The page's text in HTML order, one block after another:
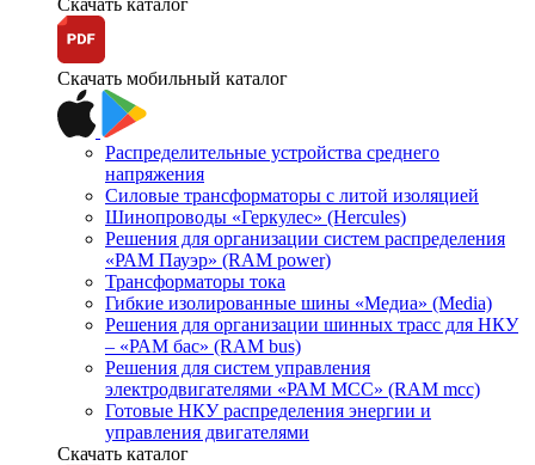
Скачать мобильный каталог
Распределительные устройства среднего
напряжения
Силовые трансформаторы с литой изоляцией
Шинопроводы «Геркулес» (Hercules)
Решения для организации систем распределения
«РАМ Пауэр» (RAM power)
Трансформаторы тока
Гибкие изолированные шины «Медиа» (Media)
Решения для организации шинных трасс для НКУ
– «РАМ бас» (RAM bus)
Решения для систем управления
электродвигателями «РАМ МСС» (RAM mcc)
Готовые НКУ распределения энергии и
управления двигателями
Скачать каталог